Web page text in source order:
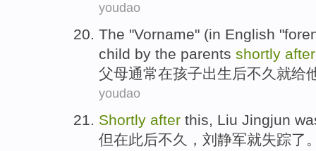
youdao
The "Vorname" (in English "
child by the parents shortly after
父母通常在孩子出生 后不久 就给
youdao
Shortly after this, Liu Jingjun
但在此后不久 ， 刘静军就失踪了